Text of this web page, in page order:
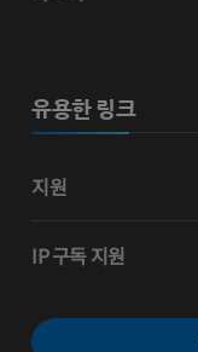
유용한 링크
지원
IP 구독 지원